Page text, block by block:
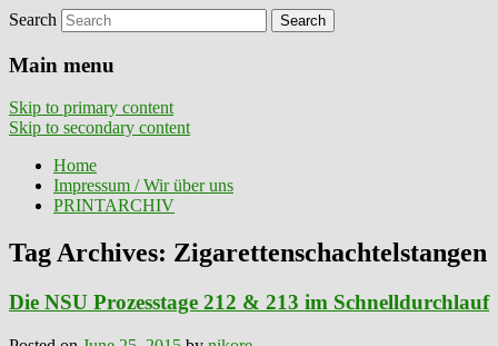
Search
Main menu
Skip to primary content
Skip to secondary content
Home
Impressum / Wir über uns
PRINTARCHIV
Tag Archives: Zigarettenschachtelstangen
Die NSU Prozesstage 212 & 213 im Schnelldurchlauf